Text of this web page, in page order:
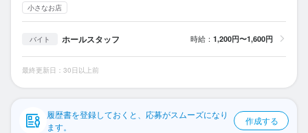
ヘルプ・お問い合わせフォーム
掲載をご検討の店舗様へ
食べログ求人PRESS
プライバシーポリシー
利用規約
小さなお店
バイト ホールスタッフ 時給： 1,200円〜1,600円
最終更新日：30日以上前
履歴書を登録しておくと、応募がスムーズになり
ます。
作成する